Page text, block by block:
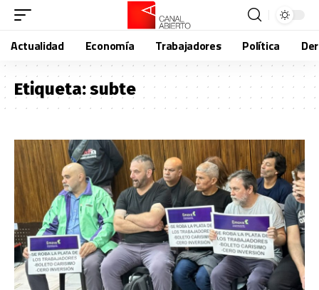
Actualidad Economía Trabajadores Política
Etiqueta:subte